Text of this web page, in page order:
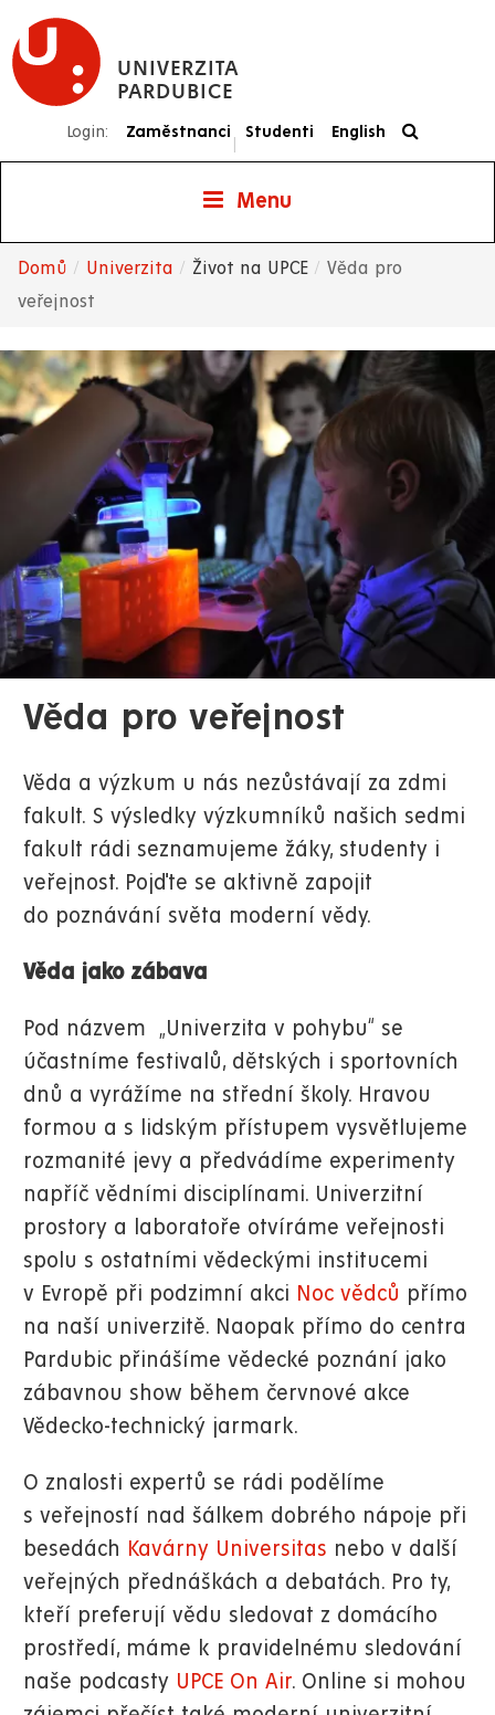
Přejít
hlavnímu
UNIVERZITA
PARDUBICE
Login: Zaměstnanci
|
Studenti English
Menu
Drobečková
navigace
Domů Univerzita Život na UPCE
Věda pro
veřejnost
Věda pro veřejnost
Věda a výzkum u nás nezůstávají za zdmi
fakult. S výsledky výzkumníků našich sedmi
fakult rádi seznamujeme žáky, studenty i
veřejnost. Pojďte se aktivně zapojit
do poznávání světa moderní vědy.
Věda jako zábava
Pod názvem „Univerzita v pohybu“ se
účastníme festivalů, dětských i sportovních
dnů a vyrážíme na střední školy. Hravou
formou a s lidským přístupem vysvětlujeme
rozmanité jevy a předvádíme experimenty
napříč vědními disciplínami. Univerzitní
prostory a laboratoře otvíráme veřejnosti
spolu s ostatními vědeckými institucemi
v Evropě při podzimní akci Noc vědců přímo
na naší univerzitě. Naopak přímo do centra
Pardubic přinášíme vědecké poznání jako
zábavnou show během červnové akce
Vědecko-technický jarmark.
O znalosti expertů se rádi podělíme
s veřejností nad šálkem dobrého nápoje při
besedách Kavárny Universitas nebo v další
veřejných přednáškách a debatách. Pro ty,
kteří preferují vědu sledovat z domácího
prostředí, máme k pravidelnému sledování
naše podcasty UPCE On Air. Online si mohou